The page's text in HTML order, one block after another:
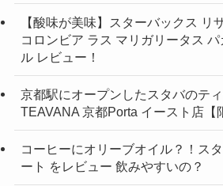
【酸味が美味】スターバックス リ
コロンビア ラス マリガリータス
ル レビュー！
京都駅にオープンしたスタバのティ
TEAVANA 京都Porta イースト店【
コーヒーにオリーブオイル？！ス
ート をレビュー 飲みやすいの？